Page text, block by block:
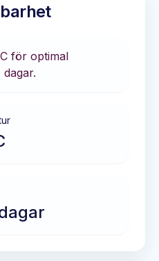
för optimal
.